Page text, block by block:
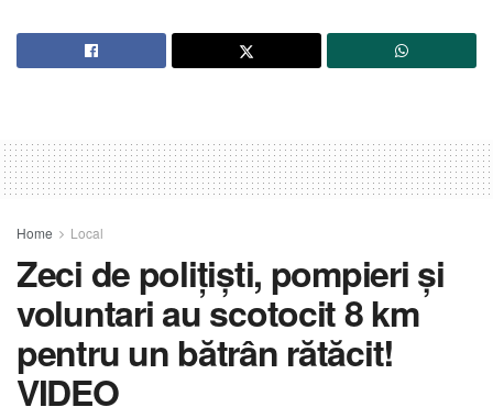
Home Local
Zeci de polițiști, pompieri și
voluntari au scotocit 8 km
pentru un bătrân rătăcit!
VIDEO